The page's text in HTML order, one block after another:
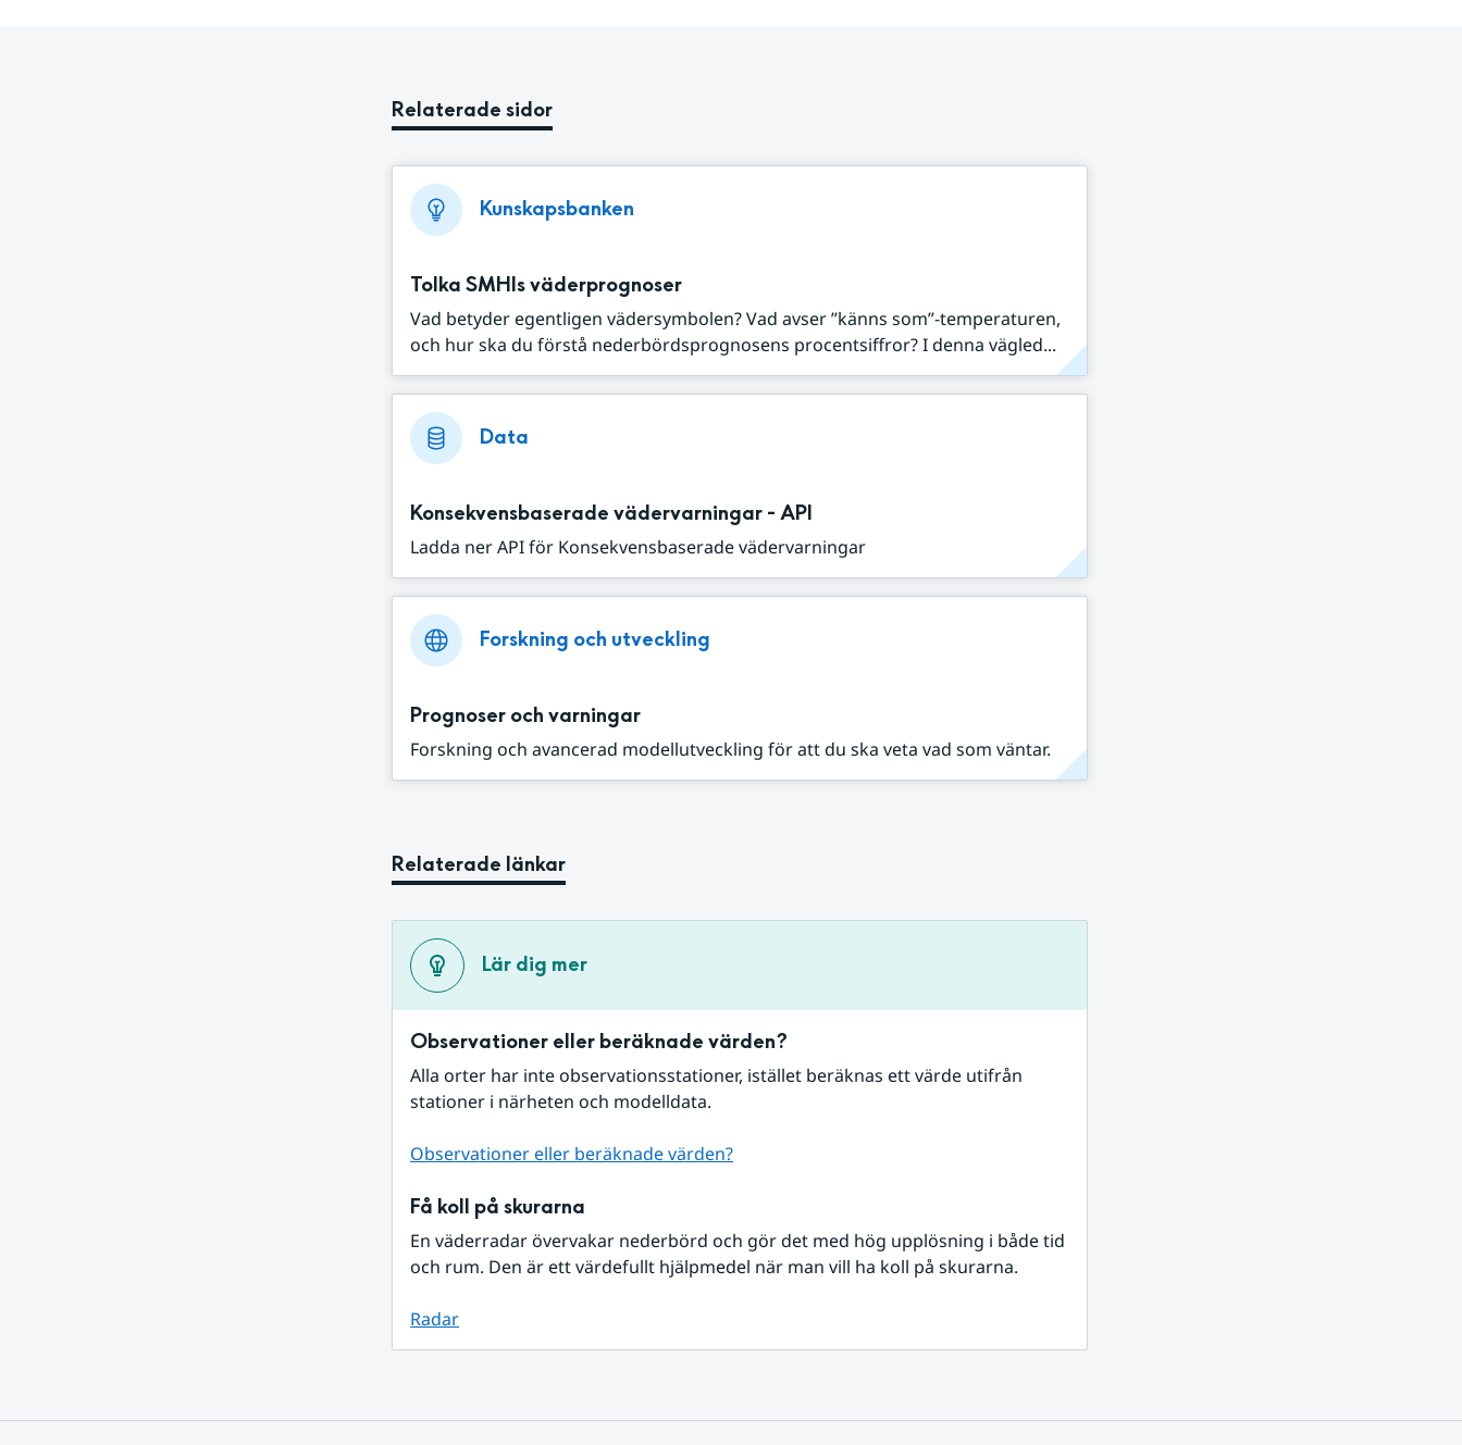
Relaterade sidor
Kunskapsbanken
Tolka SMHIs väderprognoser
Vad betyder egentligen vädersymbolen? Vad avser ”känns som”-temperaturen,
och hur ska du förstå nederbördsprognosens procentsiffror? I denna vägled...
Data
Konsekvensbaserade vädervarningar - API
Ladda ner API för Konsekvensbaserade vädervarningar
Forskning och utveckling
Prognoser och varningar
Forskning och avancerad modellutveckling för att du ska veta vad som väntar.
Relaterade länkar
Lär dig mer
Observationer eller beräknade värden?
Alla orter har inte observationsstationer, istället beräknas ett värde utifrån
stationer i närheten och modelldata.
Observationer eller beräknade värden?
Få koll på skurarna
En väderradar övervakar nederbörd och gör det med hög upplösning i både tid
och rum. Den är ett värdefullt hjälpmedel när man vill ha koll på skurarna.
Radar